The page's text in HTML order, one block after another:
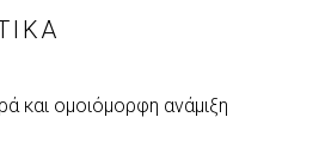
και ομοιόμορφη ανάμιξη